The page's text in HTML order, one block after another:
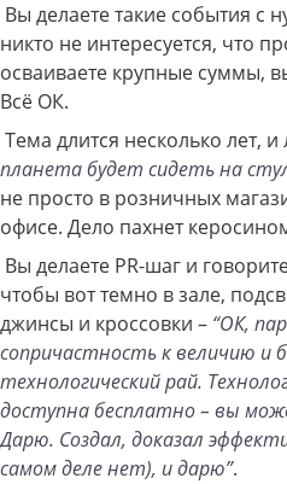
Вы делаете такие события с
никто не интересуется, что
осваиваете крупные суммы,
Всё ОК.
Тема длится несколько лет, и
планета будет сидеть на
не просто в розничных
офисе. Дело пахнет
Вы делаете PR-шаг и
чтобы вот темно в зале,
джинсы и кроссовки – “ОК,
сопричастность к величию и
технологический рай.
доступна бесплатно – вы
Дарю. Создал, доказал
самом деле нет), и дарю”.